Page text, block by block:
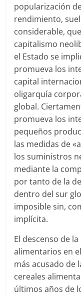
popularización
rendimiento,
considerable,
capitalismo
el Estado se
promueva los
capital
oligarquía
global.
promueva los
pequeños
las medidas de
los suministros
mediante la
por tanto de la
dentro del sur
imposible sin,
implícita.
El descenso de
alimentarios en
más acusado de
cereales
últimos años de